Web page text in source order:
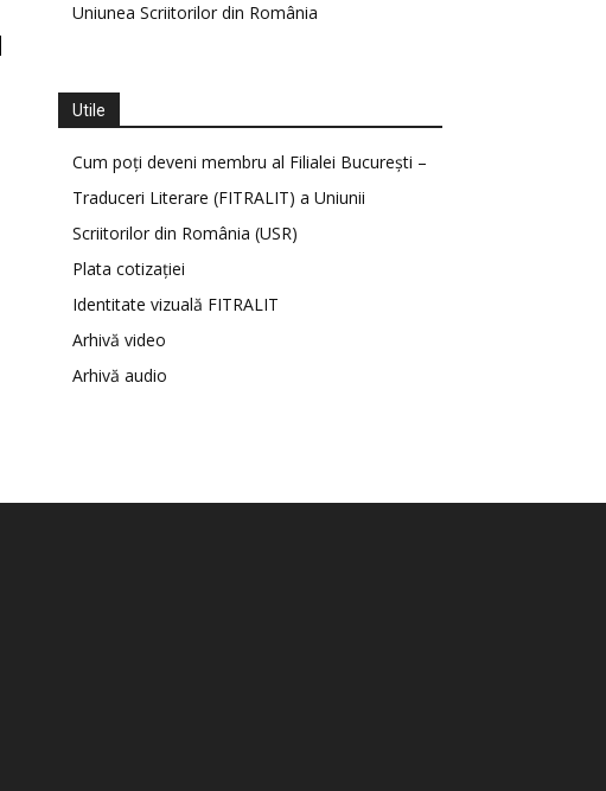
Uniunea Scriitorilor din România
Utile
Cum poți deveni membru al Filialei București –
Traduceri Literare (FITRALIT) a Uniunii
Scriitorilor din România (USR)
Plata cotizației
Identitate vizuală FITRALIT
Arhivă video
Arhivă audio